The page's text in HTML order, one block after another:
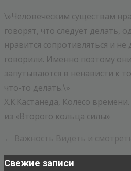
\»Человеческим существам
говорят, что следует делать,
нравится сопротивляться и
говорили. Именно поэтому
запутываются в ненависти к
что-то делать.\»
Х.К.Кастанеда, Колесо
из «Второго кольца силы»
Post
navigation
← Важность Видеть и
Свежие записи